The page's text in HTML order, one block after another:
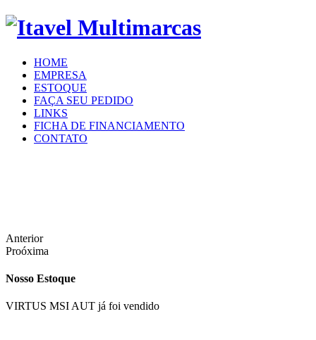
HOME
EMPRESA
ESTOQUE
FAÇA SEU PEDIDO
LINKS
FICHA DE FINANCIAMENTO
CONTATO
Anterior
Proóxima
Nosso Estoque
VIRTUS MSI AUT já foi vendido